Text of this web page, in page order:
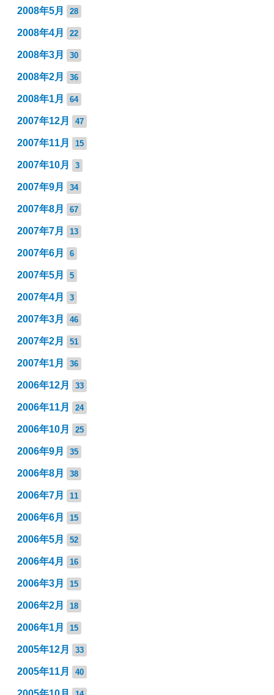
2008年5月 28
2008年4月 22
2008年3月 30
2008年2月 36
2008年1月 64
2007年12月 47
2007年11月 15
2007年10月 3
2007年9月 34
2007年8月 67
2007年7月 13
2007年6月 6
2007年5月 5
2007年4月 3
2007年3月 46
2007年2月 51
2007年1月 36
2006年12月 33
2006年11月 24
2006年10月 25
2006年9月 35
2006年8月 38
2006年7月 11
2006年6月 15
2006年5月 52
2006年4月 16
2006年3月 15
2006年2月 18
2006年1月 15
2005年12月 33
2005年11月 40